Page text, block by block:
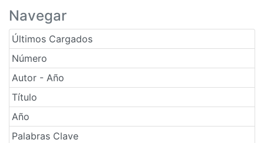
Navegar
Últimos Cargados
Número
Autor - Año
Título
Año
Palabras Clave